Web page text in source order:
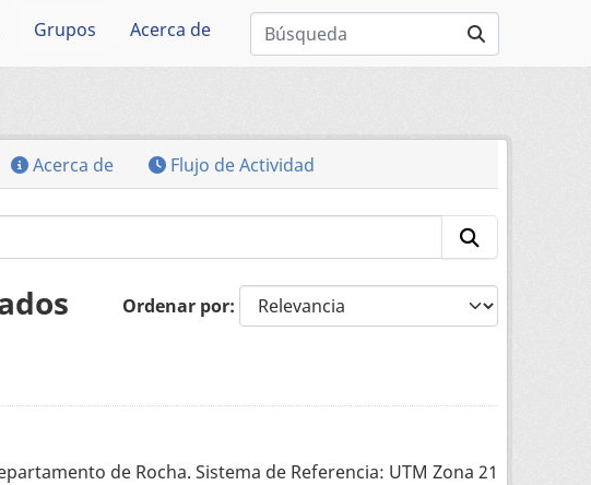
Grupos Acerca de
Acerca de Flujo de Actividad
Ordenar por
de Rocha. Sistema de Referencia: UTM Zona 21